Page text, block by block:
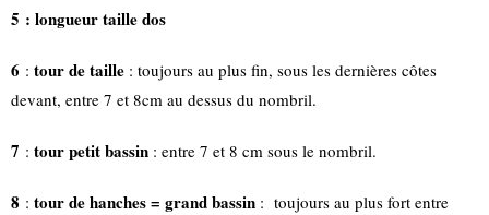
5 : longueur taille dos
6 : tour de taille : toujours au plus fin, sous les dernières côtes
devant, entre 7 et 8cm au dessus du nombril.
7 : tour petit bassin : entre 7 et 8 cm sous le nombril.
8 : tour de hanches = grand bassin : toujours au plus fort entre